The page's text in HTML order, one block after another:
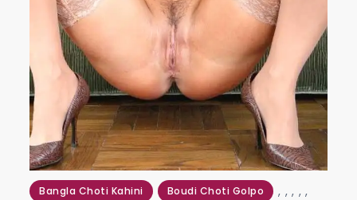
Bangla Choti Kahini ,
Boudi Choti Golpo ,, ,,